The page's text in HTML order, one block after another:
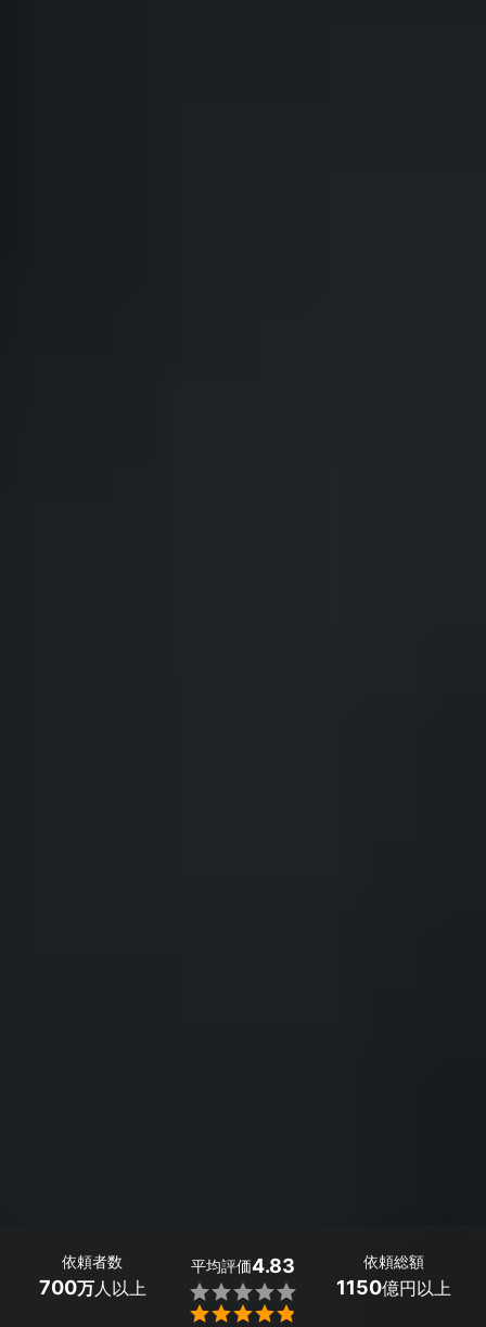
依頼者数
700万人以上
平均評価4.83


依頼総額
1150億円以上